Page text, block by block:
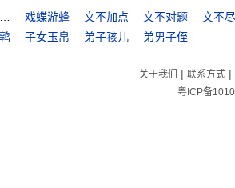
戏蝶游蜂 文不加点 文不对题
文不
子女玉帛 弟子孩儿 弟男子侄
关于我们 | 联系方式|
粤ICP备